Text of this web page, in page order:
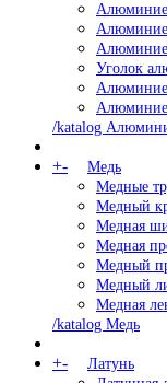
Уголок
/katalog
+-
Медь
Медные
Медный
Медная
Медная
Медный
Медный
Медная
/katalog Медь
+-
Латунь